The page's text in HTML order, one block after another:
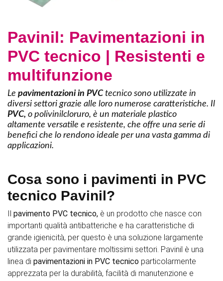
Pavinil: Pavimentazioni in PVC
tecnico |Resistenti e
multifunzione
Le pavimentazioni in PVCtecnico sono utilizzate in
diversi settori grazie alle loro numerose caratteristiche. Il
PVC, o polivinilcloruro, è un materiale plastico altamente
versatile e resistente, che offre una serie di benefici che lo
rendono ideale per una vasta gamma di applicazioni.
tecnico Pavinil?
Ilpavimento PVC tecnico,è un prodotto che nasce con
importanti qualità antibatteriche e ha caratteristiche di
grande igienicità, per questo è una soluzione largamente
utilizzata per pavimentare moltissimi settori. Pavinil è una
linea dipavimentazioni in PVC tecnicoparticolarmente
apprezzata per la durabilità, facilità di manutenzione e
resistenza all'usura. Una scelta eccellente per ambienti ad